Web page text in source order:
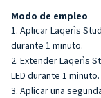
Modo de empleo
Aplicar Laqerìs
durante 1 minuto.
Extender Laqerìs
LED durante 1
Aplicar una